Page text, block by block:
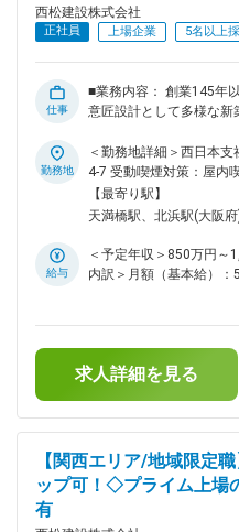
手社員です。また女性社
ジ・イベントに対する
堅層が不足していること
し、設計施工に対する期
す。 ＼こんな方のご応募お待ちしております／ ・中規模程度
（S造やRC造）の集合住
携わったご経験のある
計補助の経験から、今後
たいという意欲のある
でアセットの幅を広げたい方。 変更の範囲：
務
西松建設株式会社
正社員 上場企業 5名以上
仕事
■業務内容： 創業145年
意匠設計として多様な新
など、社会的意義の高
れまで中小規模のS造・
ンク上のキャリアに進
～中堅層が多く、風通し
計責任者としてのプロジ
を行っていただきます。
途の新築物件に挑戦で
軸を実現できます。設計
事務所出身でゼネコンで
・女性の産育休は100%
ります。 ※その他、オフ
つ若手が５０%以上と風通しの
建築設計部には１７４
ジ・イベントに対する制
勤務地
＜勤務地詳細＞西日本
4-7 受動喫煙対策：屋内
定める事業所（リモート
【最寄り駅】
天満橋駅、北浜駅(大阪
給与
＜予定年収＞850万円～
内訳＞月額（基本給）
／35歳：967万／40歳
を選択の場合はモデル年
金はあくまでも目安の
求人詳細を見る
【関西エリア/地域限定
ップ可！◇プライム上場
有